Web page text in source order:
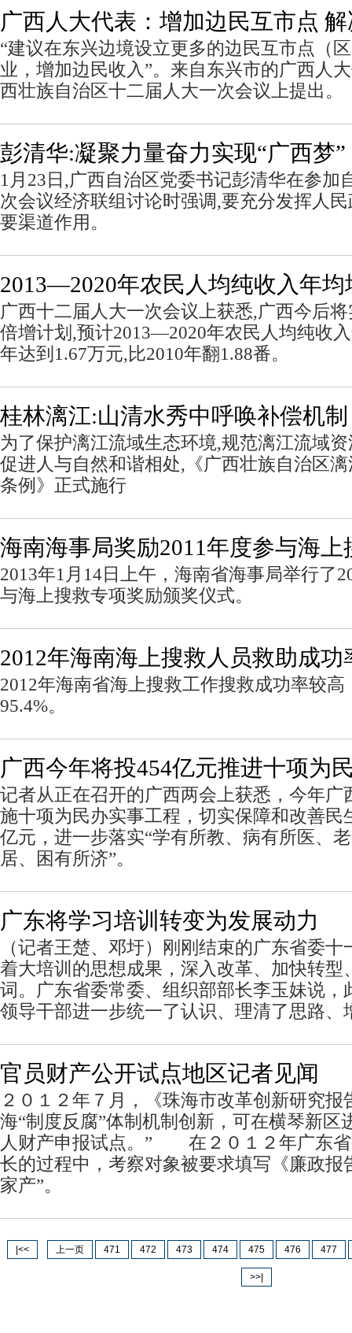
广西人大代表：增加边民互市点
“建议在东兴边境设立更多的边民互市点（
业，增加边民收入”。来自东兴市的广西人
西壮族自治区十二届人大一次会议上提出。
彭清华:凝聚力量奋力实现“广西梦”
1月23日,广西自治区党委书记彭清华在参加
次会议经济联组讨论时强调,要充分发挥人
要渠道作用。
2013—2020年农民人均纯收入年均
广西十二届人大一次会议上获悉,广西今后
倍增计划,预计2013—2020年农民人均纯收
年达到1.67万元,比2010年翻1.88番。
桂林漓江:山清水秀中呼唤补偿机制
为了保护漓江流域生态环境,规范漓江流域
促进人与自然和谐相处,《广西壮族自治区
条例》正式施行
海南海事局奖励2011年度参与海上
2013年1月14日上午，海南省海事局举行了
与海上搜救专项奖励颁奖仪式。
2012年海南海上搜救人员救助成功
2012年海南省海上搜救工作搜救成功率较
95.4%。
广西今年将投454亿元推进十项为
记者从正在召开的广西两会上获悉，今年广
施十项为民办实事工程，切实保障和改善民
亿元，进一步落实“学有所教、病有所医、
居、困有所济”。
广东将学习培训转变为发展动力
（记者王楚、邓圩）刚刚结束的广东省委
着大培训的思想成果，深入改革、加快转型
词。广东省委常委、组织部部长李玉妹说，
领导干部进一步统一了认识、理清了思路、
官员财产公开试点地区记者见闻
２０１２年７月，《珠海市改革创新研究
海“制度反腐”体制机制创新，可在横琴新区
人财产申报试点。” 在２０１２年广东省
长的过程中，考察对象被要求填写《廉政报
家产”。
|<< 上一页 471 472 473 474 475 476 477
>>|